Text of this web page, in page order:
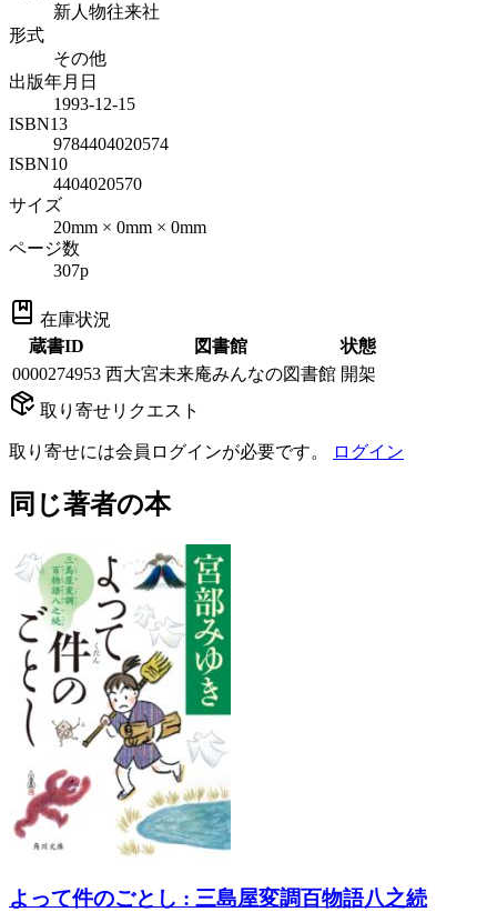
新人物往来社
形式
その他
出版年月日
1993-12-15
ISBN13
9784404020574
ISBN10
4404020570
サイズ
20mm × 0mm × 0mm
ページ数
307p
在庫状況
蔵書ID
図書館
状態
0000274953 西大宮未来庵みんなの図書館 開架
取り寄せリクエスト
取り寄せには会員ログインが必要です。 ログイン
同じ著者の本
よって件のごとし : 三島屋変調百物語八之続